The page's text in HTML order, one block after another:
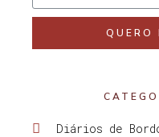
QUERO
Diários de